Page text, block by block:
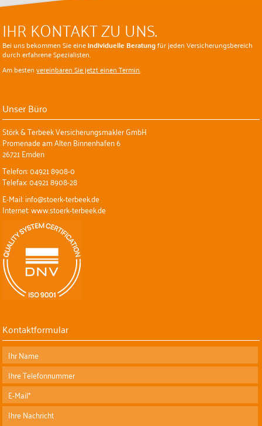
IHR KONTAKT ZU UNS.
Bei uns bekommen Sie eineindividuelle Beratungfür jeden Versicherungsbereich
durch erfahrene Spezialisten.
Am bestenvereinbaren Sie jetzt einen Termin.
Unser Büro
Störk & Terbeek Versicherungsmakler GmbH
Promenade am Alten Binnenhafen 6
26721 Emden
Telefon: 04921 8908-0
Telefax: 04921 8908-28
E-Mail: info@stoerk-terbeek.de
Internet: www.stoerk-terbeek.de
Kontaktformular